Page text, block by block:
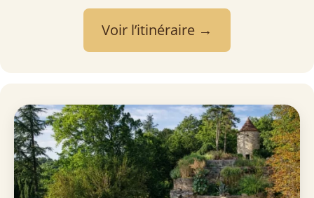
Voir l’itinéraire →